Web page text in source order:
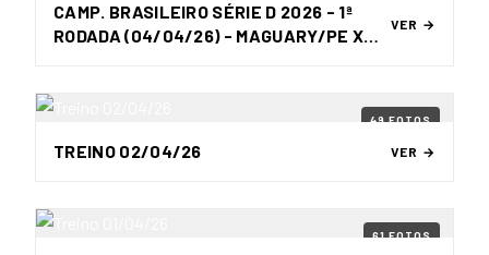
CAMP. BRASILEIRO SÉRIE D 2026 - 1ª
RODADA (04/04/26) - MAGUARY/PE X
VER →
49 FOTOS
TREINO 02/04/26 VER →
61 FOTOS